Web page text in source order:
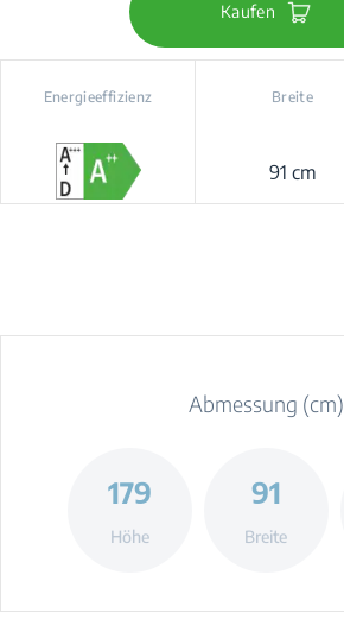
Kaufen
Energieeffizienz Breite
91 cm
Abmessung (cm)
179
Höhe
91
Breite